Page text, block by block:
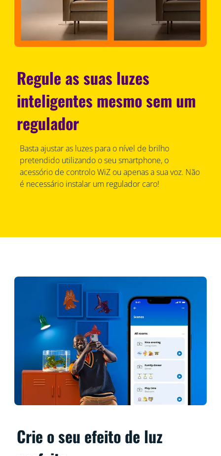
Regule as suas luzes
inteligentes mesmo sem um
regulador
Basta ajustar as luzes para o nível de brilho
pretendido utilizando o seu smartphone, o
acessório de controlo WiZ ou apenas a sua voz. Não
é necessário instalar um regulador caro!
Crie o seu efeito de luz